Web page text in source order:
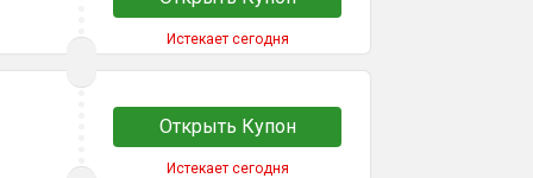
Истекает сегодня
Открыть Купон
Истекает сегодня